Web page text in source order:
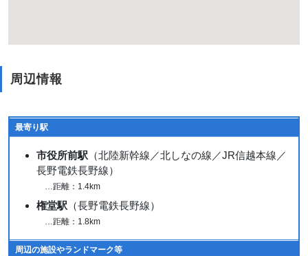
周辺情報
最寄り駅
市役所前駅 （北陸新幹線／北しなの線／JR信越本線／
長野電鉄長野線）
…距離：1.4km
権堂駅 （長野電鉄長野線）
…距離：1.8km
周辺の施設やランドマーク等